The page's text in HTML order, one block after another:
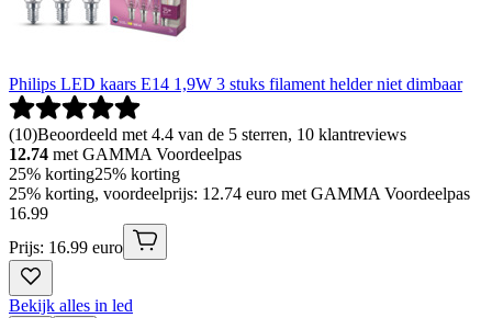
Philips LED kaars E14 1,9W 3 stuks filament helder niet dimbaar
(10)Beoordeeld met 4.4 van de 5 sterren, 10 klantreviews
12.74 met GAMMA Voordeelpas
25% korting25% korting
25% korting, voordeelprijs: 12.74 euro met GAMMA Voordeelpas
16.99
Prijs: 16.99 euro
Bekijk alles in led